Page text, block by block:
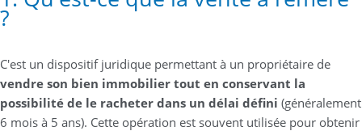
?
C'est un dispositif juridique permettant à un propriétaire de
vendre son bien immobilier tout en conservant la
possibilité de le racheter dans un délai défini (généralement
6 mois à 5 ans). Cette opération est souvent utilisée pour obtenir